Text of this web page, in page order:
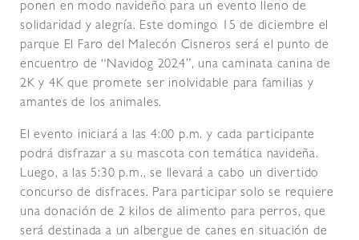
ponen en modo navideño para un evento lleno de
solidaridad y alegría. Este domingo 15 de diciembre el
parque El Faro del Malecón Cisneros será el punto de
encuentro de “Navidog 2024”, una caminata canina de
2K y 4K que promete ser inolvidable para familias y
amantes de los animales.
El evento iniciará a las 4:00 p.m. y cada participante
podrá disfrazar a su mascota con temática navideña.
Luego, a las 5:30 p.m., se llevará a cabo un divertido
concurso de disfraces. Para participar solo se requiere
una donación de 2 kilos de alimento para perros, que
será destinada a un albergue de canes en situación de